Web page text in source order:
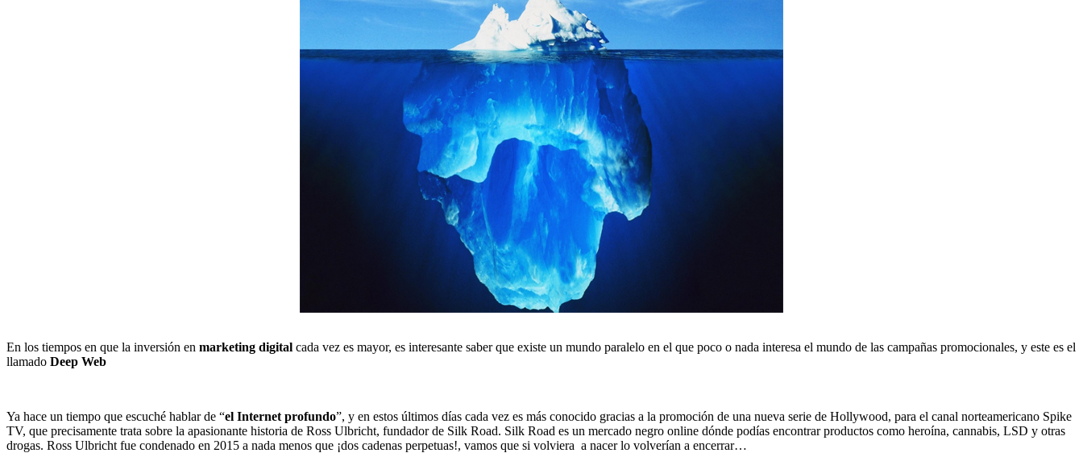
En los tiempos en que la inversión en marketing digital cada vez es mayor, es interesante saber que existe un mundo paralelo en el que poco o nada interesa el mundo de las campañas promocionales, y este es el
llamado Deep Web
Ya hace un tiempo que escuché hablar de “el Internet profundo”, y en estos últimos días cada vez es más conocido gracias a la promoción de una nueva serie de Hollywood, para el canal norteamericano Spike
TV, que precisamente trata sobre la apasionante historia de Ross Ulbricht, fundador de Silk Road. Silk Road es un mercado negro online dónde podías encontrar productos como heroína, cannabis, LSD y otras
drogas. Ross Ulbricht fue condenado en 2015 a nada menos que ¡dos cadenas perpetuas!, vamos que si volviera a nacer lo volverían a encerrar…